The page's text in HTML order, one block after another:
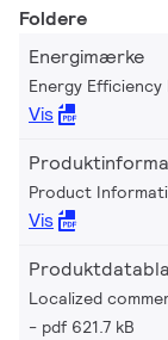
Foldere
Energimærke
Energy
Vis
Product
Vis
Localized
pdf 621.7 kB